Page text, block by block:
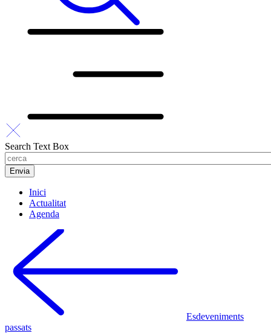
Search Text Box
Inici
Actualitat
Agenda
Esdeveniments
passats